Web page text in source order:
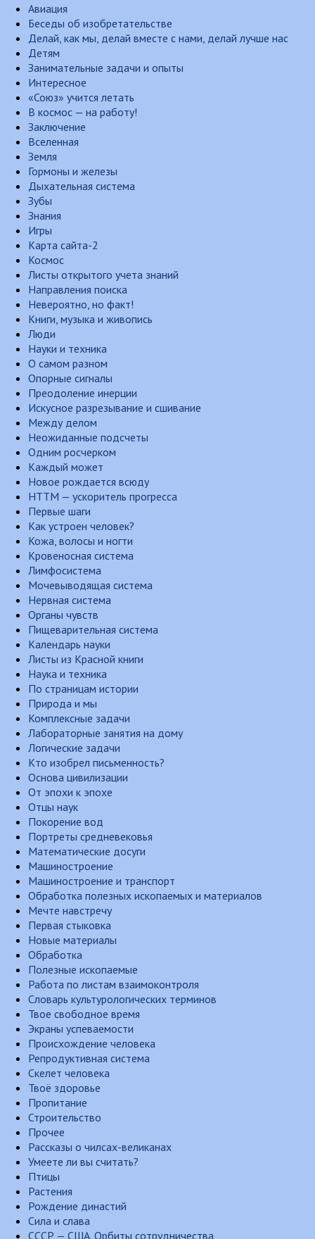
Авиация
Беседы об изобретательстве
Делай, как мы, делай вместе с нами, делай лучше нас
Детям
Занимательные задачи и опыты
Интересное
«Союз» учится летать
В космос — на работу!
Заключение
Вселенная
Земля
Гормоны и железы
Дыхательная система
Зубы
Знания
Игры
Карта сайта-2
Космос
Листы открытого учета знаний
Направления поиска
Невероятно, но факт!
Книги, музыка и живопись
Люди
Науки и техника
О самом разном
Опорные сигналы
Преодоление инерции
Искусное разрезывание и сшивание
Между делом
Неожиданные подсчеты
Одним росчерком
Каждый может
Новое рождается всюду
НТТМ — ускоритель прогресса
Первые шаги
Как устроен человек?
Кожа, волосы и ногти
Кровеносная система
Лимфосистема
Мочевыводящая система
Нервная система
Органы чувств
Пищеварительная система
Календарь науки
Листы из Красной книги
Наука и техника
По страницам истории
Природа и мы
Комплексные задачи
Лабораторные занятия на дому
Логические задачи
Кто изобрел письменность?
Основа цивилизации
От эпохи к эпохе
Отцы наук
Покорение вод
Портреты средневековья
Математические досуги
Машиностроение
Машиностроение и транспорт
Обработка полезных ископаемых и материалов
Мечте навстречу
Первая стыковка
Новые материалы
Обработка
Полезные ископаемые
Работа по листам взаимоконтроля
Словарь культурологических терминов
Твое свободное время
Экраны успеваемости
Происхождение человека
Репродуктивная система
Скелет человека
Твоё здоровье
Пропитание
Строительство
Прочее
Рассказы о чилсах-великанах
Умеете ли вы считать?
Птицы
Растения
Рождение династий
Сила и слава
СССР — США. Орбиты сотрудничества